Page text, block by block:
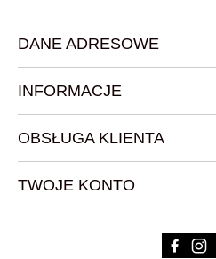
DANE ADRESOWE
INFORMACJE
OBSŁUGA KLIENTA
TWOJE KONTO